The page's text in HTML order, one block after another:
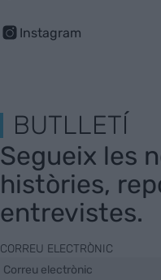
Instagram
BUTLLETÍ
Segueix les
històries,
entrevistes.
CORREU ELECTRÒNIC